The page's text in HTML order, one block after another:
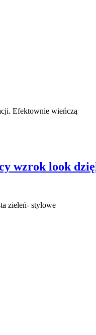
Efektownie wieńczą
wzrok look
zieleń- stylowe